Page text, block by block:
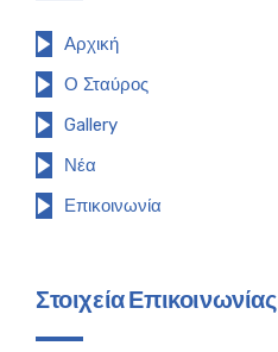
Αρχική
Ο Σταύρος
Gallery
Νέα
Επικοινωνία
Στοιχεία Επικοινωνίας